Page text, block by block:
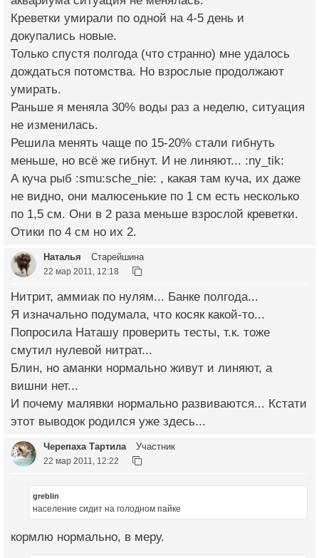
Креветки умирали по одной на 4-5 день и
докупались новые.
Только спустя полгода (что странно) мне удалось
дождаться потомства. Но взрослые продолжают
умирать.
Раньше я меняла 30% воды раз а неделю, ситуация
не изменилась.
Решила менять чаще по 15-20% стали гибнуть
меньше, но всё же гибнут. И не линяют... :ny_tik:
А куча рыб :smu:sche_nie: , какая там куча, их даже
не видно, они малюсенькие по 1 см есть несколько
по 1,5 см. Они в 2 раза меньше взрослой креветки.
Отики по 4 см но их 2.
Наталья Старейшина
22 мар 2011, 12:18
Нитрит, аммиак по нулям... Банке полгода...
Я изначально подумала, что косяк какой-то...
Попросила Наташу проверить тесты, т.к. тоже
смутил нулевой нитрат...
Блин, но аманки нормально живут и линяют, а
вишни нет...
И почему малявки нормально развиваются... Кстати
этот выводок родился уже здесь...
Черепаха Тартила Участник
22 мар 2011, 12:22
greblin
население сидит на голодном пайке
кормлю нормально, в меру.